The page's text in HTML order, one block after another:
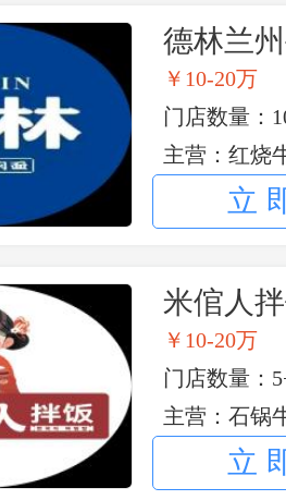
德林兰
￥10-20万
门店数量：
主营：红烧
立
米倌人
￥10-20万
门店数量：
主营：石锅
立